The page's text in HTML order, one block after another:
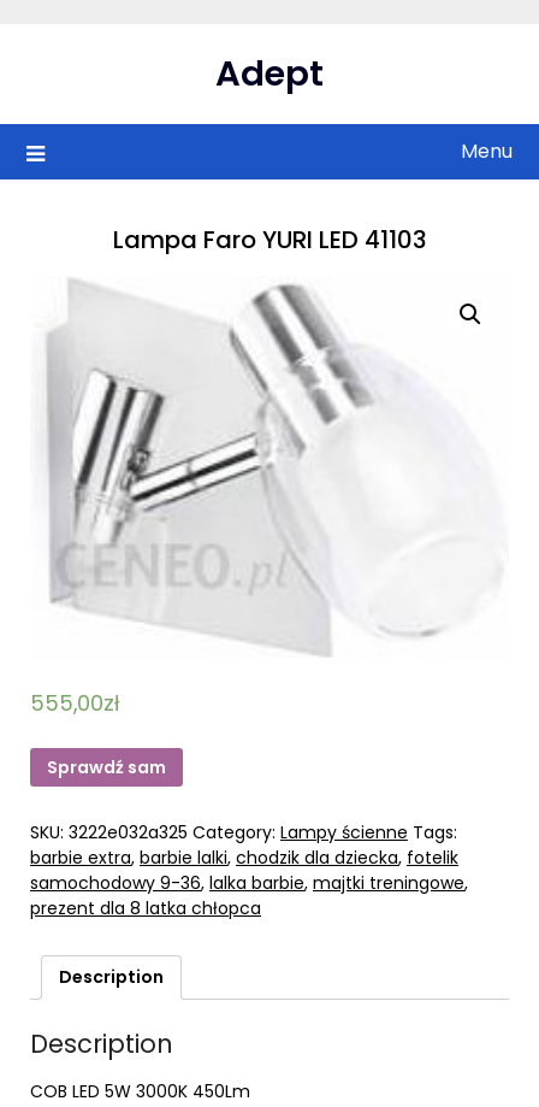
Adept
Menu
Lampa Faro YURI LED 41103
555,00zł
Sprawdź sam
SKU: 3222e032a325 Category: Lampy ścienne Tags:
barbie extra, barbie lalki, chodzik dla dziecka, fotelik
samochodowy 9-36, lalka barbie, majtki treningowe,
prezent dla 8 latka chłopca
Description
Description
COB LED 5W 3000K 450Lm